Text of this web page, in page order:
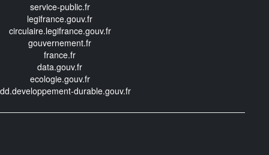
service-public.fr
legifrance.gouv.fr
circulaire.legifrance.gouv.fr
gouvernement.fr
france.fr
data.gouv.fr
ecologie.gouv.fr
durable.gouv.fr